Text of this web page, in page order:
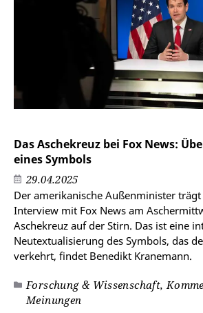
Das Aschekreuz bei Fox News:
eines Symbols
29.04.2025
Der amerikanische Außenminister
Interview mit Fox News am
Aschekreuz auf der Stirn. Das ist eine
Neutextualisierung des Symbols, das
verkehrt, findet Benedikt Kranemann.
Forschung & Wissenschaft,
Meinungen